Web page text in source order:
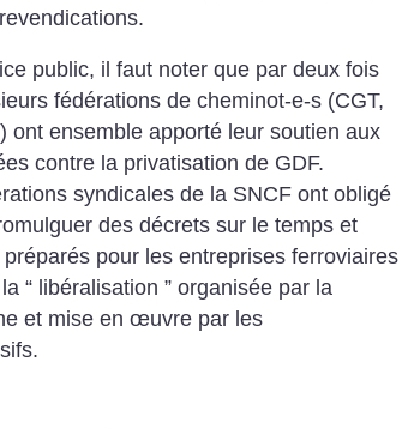
public, il faut noter que par deux fois
fédérations de cheminot-e-s (CGT,
ont ensemble apporté leur soutien aux
contre la privatisation de GDF.
syndicales de la SNCF ont obligé
des décrets sur le temps et
préparés pour les entreprises ferroviaires
“ libéralisation ” organisée par la
et mise en œuvre par les